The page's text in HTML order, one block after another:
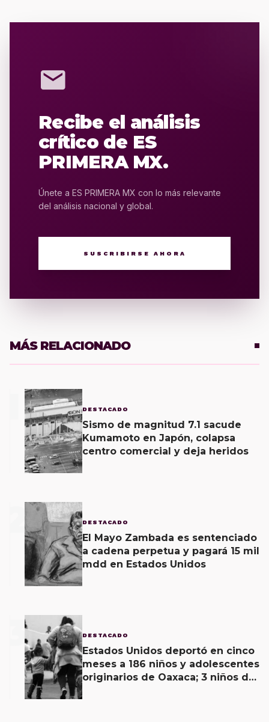
mail
Recibe el análisis
crítico de ES
PRIMERA MX.
Únete a ES PRIMERA MX con lo más relevante
del análisis nacional y global.
SUSCRIBIRSE AHORA
MÁS RELACIONADO
DESTACADO
Sismo de magnitud 7.1 sacude
Kumamoto en Japón, colapsa
centro comercial y deja heridos
2 DESTACADO
El Mayo Zambada es sentenciado
a cadena perpetua y pagará 15 mil
mdd en Estados Unidos
3 DESTACADO
Estados Unidos deportó en cinco
meses a 186 niños y adolescentes
originarios de Oaxaca; 3 niños de